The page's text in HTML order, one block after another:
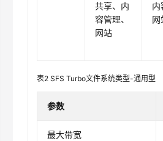
共享、内
容管理、
网站
内
网
表2SFS Turbo文件系统类型-通用型
参数
最大带宽